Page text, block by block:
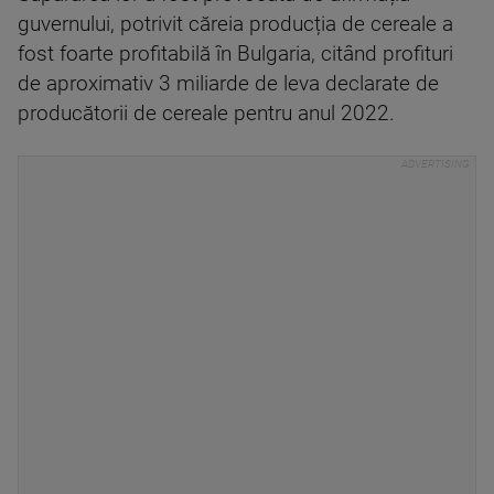
guvernului, potrivit căreia producția de cereale a
fost foarte profitabilă în Bulgaria, citând profituri
de aproximativ 3 miliarde de leva declarate de
producătorii de cereale pentru anul 2022.